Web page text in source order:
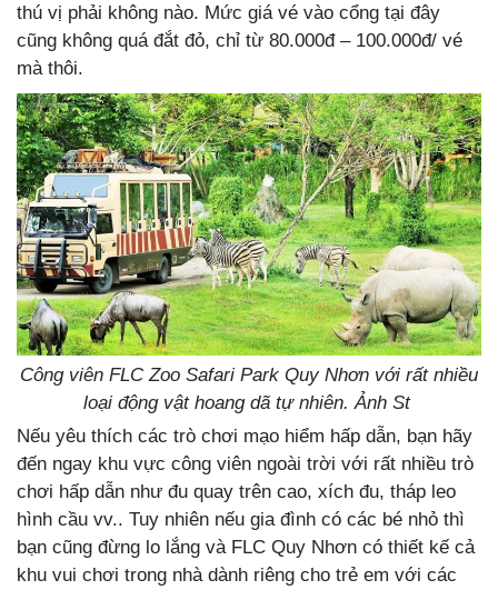
thú vị phải không nào. Mức giá vé vào cổng tại đây
cũng không quá đắt đỏ, chỉ từ 80.000đ – 100.000đ/ vé
mà thôi.
Công viên FLC Zoo Safari Park Quy Nhơn với rất nhiều
loại động vật hoang dã tự nhiên. Ảnh St
Nếu yêu thích các trò chơi mạo hiểm hấp dẫn, bạn hãy
đến ngay khu vực công viên ngoài trời với rất nhiều trò
chơi hấp dẫn như đu quay trên cao, xích đu, tháp leo
hình cầu vv.. Tuy nhiên nếu gia đình có các bé nhỏ thì
bạn cũng đừng lo lắng và FLC Quy Nhơn có thiết kế cả
khu vui chơi trong nhà dành riêng cho trẻ em với các